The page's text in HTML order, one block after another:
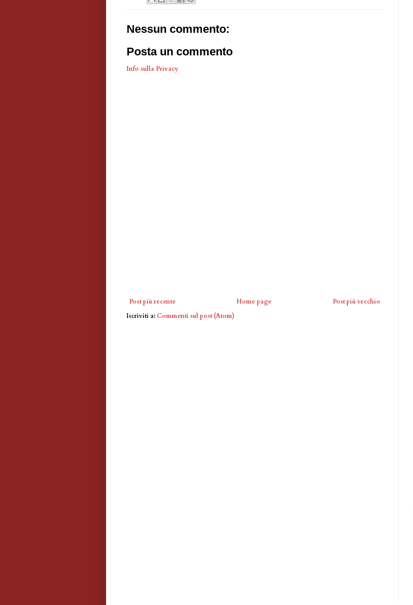
Nessun commento:
Posta un commento
Info sulla Privacy
Post più recente Post più vecchio
Home page
Iscriviti a: Commenti sul post (Atom)